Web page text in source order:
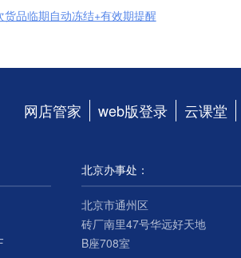
货品临期自动冻结+有效期提醒
网店管家 web版登录 云课堂
北京办事处：
北京市通州区
砖厂南里47号华远好天地
B座708室